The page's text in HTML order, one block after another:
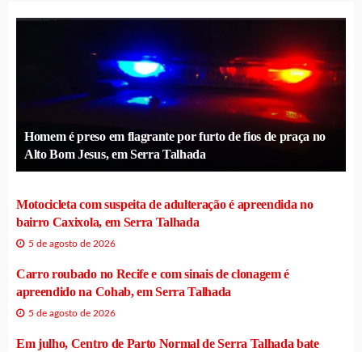
Homem é preso em flagrante por furto de fios de praça no
Alto Bom Jesus, em Serra Talhada
Motocicleta com suspeita de adulteração é apreendida no
bairro Caxixola, em Serra Talhada
5 de agosto de 2026
Carro roubado no Recife e com sinais de clonagem é
apreendido na Cohab, em Serra Talhada
5 de agosto de 2026
Em julho, Centro de Parto Normal de Serra Talhada bate